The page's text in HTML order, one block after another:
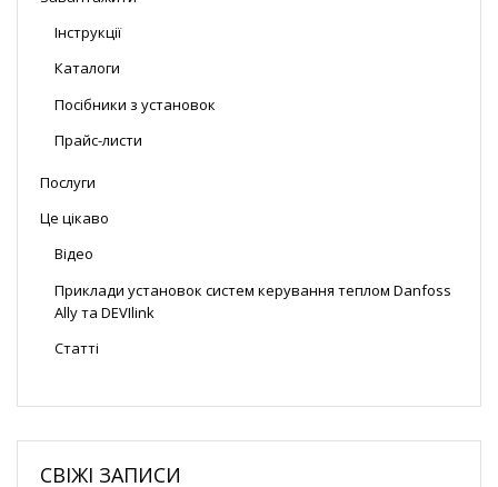
Інструкції
Каталоги
Посібники з установок
Прайс-листи
Послуги
Це цікаво
Відео
Приклади установок систем керування теплом Danfoss
Ally та DEVIlink
Статті
СВІЖІ ЗАПИСИ